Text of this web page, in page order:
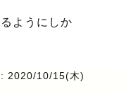
ようにしか
: 2020/10/15(木)